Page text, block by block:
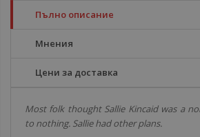
Пълно описание
Мнения
Цени за доставка
Most folk thought Sallie Kincaid was a
to nothing. Sallie had other plans.